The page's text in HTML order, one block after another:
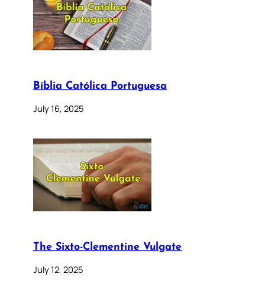
Bíblia Católica Portuguesa
July 16, 2025
The Sixto-Clementine Vulgate
July 12, 2025